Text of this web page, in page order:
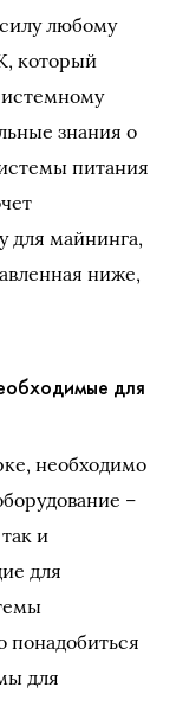
любому
который
знания о
питания
для майнинга,
ниже,
для
необходимо
–
и
для
понадобиться
для